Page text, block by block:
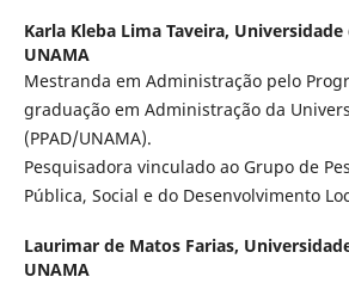
Karla Kleba Lima Taveira, Universidade
UNAMA
Mestranda em Administração pelo
graduação em Administração da
(PPAD/UNAMA).
Pesquisadora vinculado ao Grupo de
Pública, Social e do Desenvolvimento
Laurimar de Matos Farias,
UNAMA